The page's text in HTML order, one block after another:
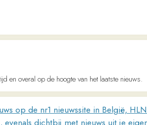
op de hoogte van het laatste nieuws.
nr1 nieuwssite in België, HLN.be brengt
dichtbij met nieuws uit je eigen regio. |
in België, HLN.be brengt je het allerlaatste